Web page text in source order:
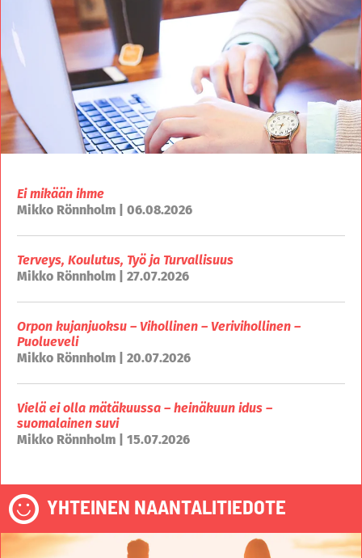
Ei mikään ihme
Mikko Rönnholm | 06.08.2026
Terveys, Koulutus, Työ ja Turvallisuus
Mikko Rönnholm | 27.07.2026
Orpon kujanjuoksu – Vihollinen – Verivihollinen –
Puolueveli
Mikko Rönnholm | 20.07.2026
Vielä ei olla mätäkuussa – heinäkuun idus –
suomalainen suvi
Mikko Rönnholm | 15.07.2026
YHTEINEN NAANTALITIEDOTE